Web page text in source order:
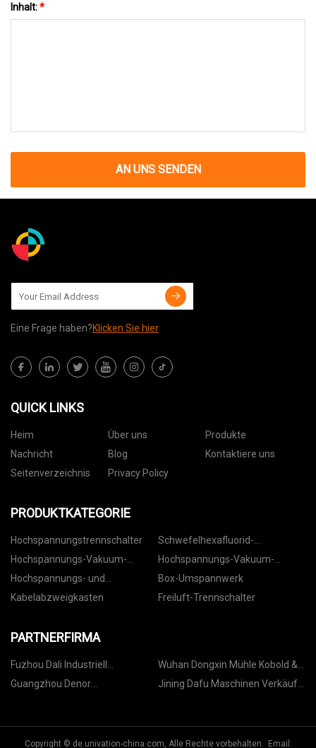
Inhalt:*
AN UNS SENDEN
Eine Frage haben?Klicken Sie hier
QUICK LINKS
Heim Über uns
Produkte
Nachricht
Blog
Kontaktiere uns
Seitenverzeichnis
Privacy Policy
PRODUKTKATEGORIE
Hochspannungstrennschalter
Schwefelhexafluorid-
Leistungsschalter
Hochspannungs-Vakuum-
Leistungsschalter für den
Innenbereich
Hochspannungs-Vakuum-
Leistungsschalter für den
Außenbereich
Hochspannungs- und
Niederspannungsschaltanlagen
Box-Umspannwerk
Kabelabzweigkasten
Freiluft-Trennschalter
PARTNERFIRMA
Fuzhou Dali Industriell
Entwicklung Co., GmbH.
Wuhan Dongxin Mühle Kobold &
Exp Handel Co., Ltd
Guangzhou Denor
Jining Dafu Maschinen Verkäufe
Copyright © de.univation-china.com, Alle Rechte vorbehalten. Email: